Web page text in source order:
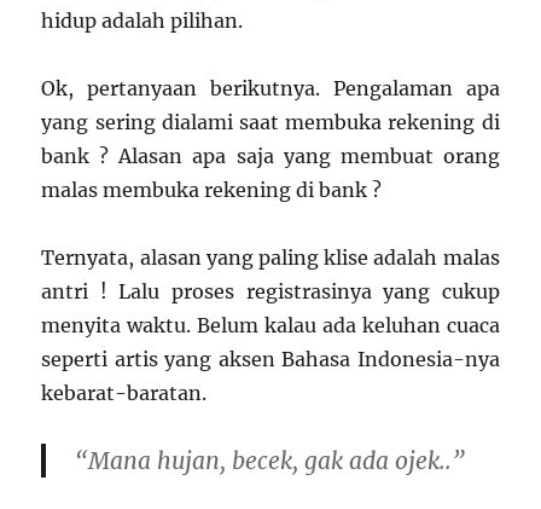
hidup adalah pilihan.
Ok, pertanyaan berikutnya. Pengalaman apa
yang sering dialami saat membuka rekening di
bank ? Alasan apa saja yang membuat orang
malas membuka rekening di bank ?
Ternyata, alasan yang paling klise adalah malas
antri ! Lalu proses registrasinya yang cukup
menyita waktu. Belum kalau ada keluhan cuaca
seperti artis yang aksen Bahasa Indonesia-nya
kebarat-baratan.
“Mana hujan, becek, gak ada ojek..”